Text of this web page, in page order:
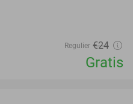
Regulier €24
Gratis